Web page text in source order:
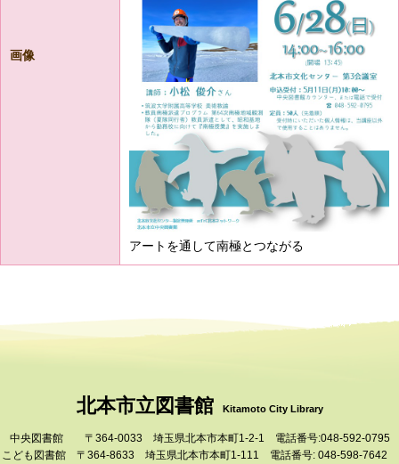
画像
アートを通して南極とつながる
北本市立図書館 Kitamoto City Library
中央図書館 〒364-0033 埼玉県北本市本町1-2-1 電話番号:048-592-0795
こども図書館 〒364-8633 埼玉県北本市本町1-111 電話番号: 048-598-7642